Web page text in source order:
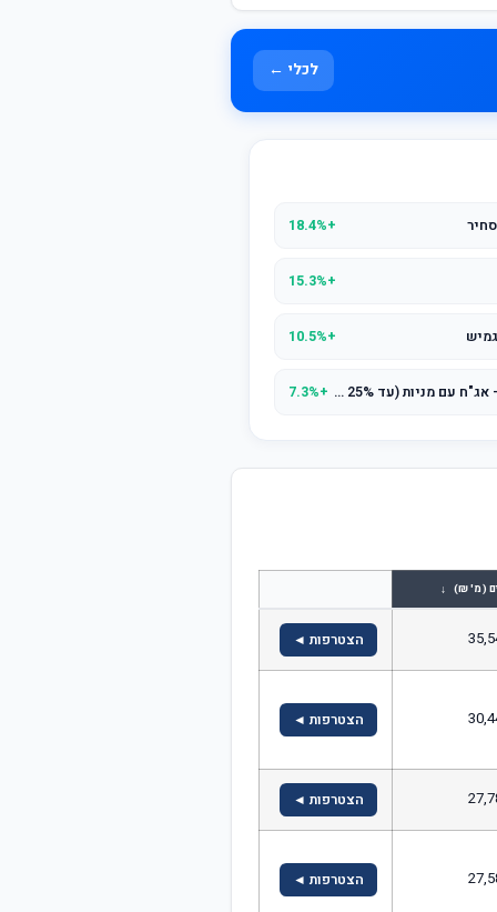
לכלי ←
+18.4%
+15.3%
+10.5%
מנורה מבטחים השתלמות עוקב מדדים - אג"ח עם מניות (עד 25% מניות) +7.3%
(מ' ₪) ↓
הצטרפות ◄
הצטרפות ◄
הצטרפות ◄
הצטרפות ◄